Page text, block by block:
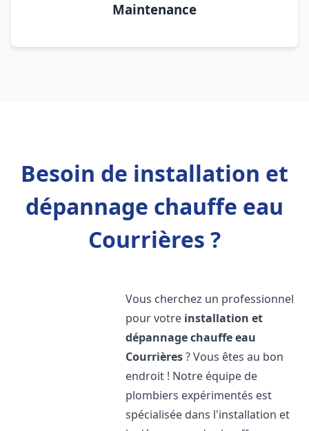
Maintenance
Besoin de installation et
dépannage chauffe eau
Courrières ?
Vous cherchez un professionnel
pour votre installation et
dépannage chauffe eau
Courrières? Vous êtes au bon
endroit ! Notre équipe de
plombiers expérimentés est
spécialisée dans l'installation et